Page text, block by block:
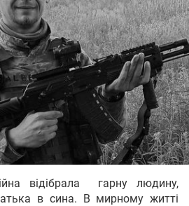
відібрала гарну людину,
в сина. В мирному житті